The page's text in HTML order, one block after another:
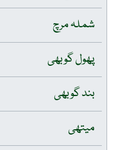
شملہ مرچ
پھول گوبھی
بند گوبھی
میتھی